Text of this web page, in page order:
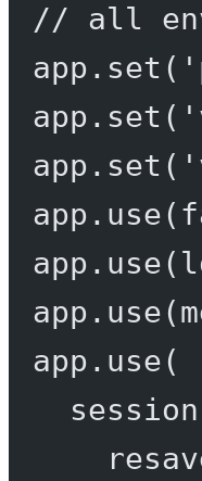
// all
app. set (
app. set (
app. set (
app. use(
app. use(
app. use(
app. use(
session